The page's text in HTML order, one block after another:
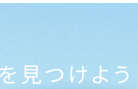
見つけよう